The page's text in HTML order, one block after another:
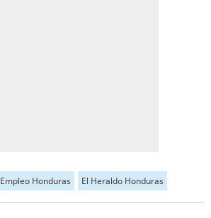
Empleo Honduras El Heraldo Honduras